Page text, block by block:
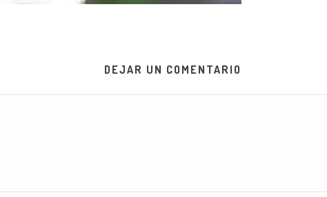
DEJAR UN COMENTARIO